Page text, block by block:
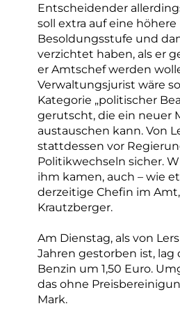
Entscheidender
soll extra auf eine höhere
Besoldungsstufe und
verzichtet haben, als er
er Amtschef werden
Verwaltungsjurist wäre
Kategorie „politischer
gerutscht, die ein neuer
austauschen kann. Von
stattdessen vor
Politikwechseln sicher.
ihm kamen, auch – wie
derzeitige Chefin im
Krautzberger.
Am Dienstag, als von
Jahren gestorben ist, lag
Benzin um 1,50 Euro.
das ohne
Mark.